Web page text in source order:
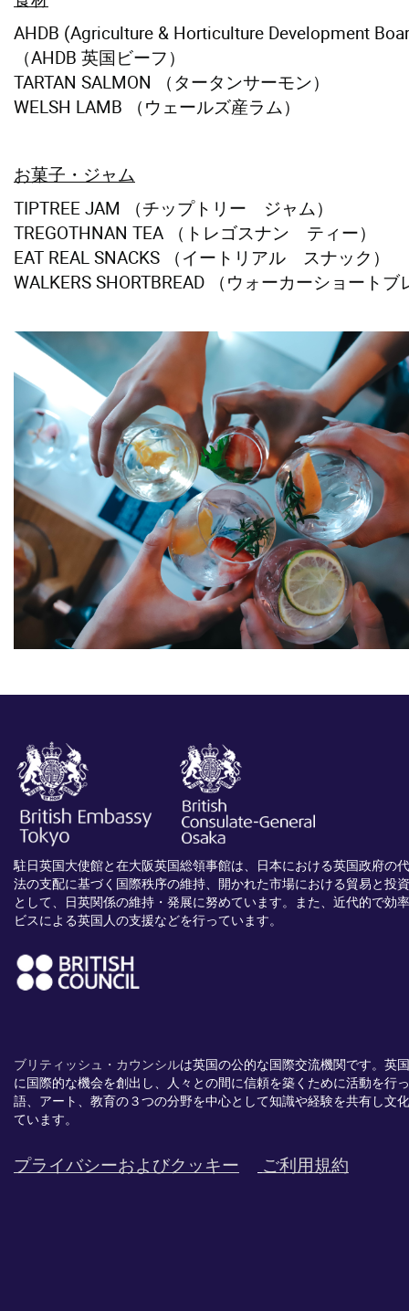
AHDB (Agriculture & Horticulture Development
（AHDB 英国ビーフ）
TARTAN SALMON （タータンサーモン）
WELSH LAMB （ウェールズ産ラム）
お菓子・ジャム
TIPTREE JAM （チップトリー ジャム）
TREGOTHNAN TEA （トレゴスナン ティー）
EAT REAL SNACKS （イートリアル スナック）
WALKERS SHORTBREAD （ウォーカーショートブ
駐日英国大使館と在大阪英国総領事館は、日本における英国政府の
法の支配に基づく国際秩序の維持、開かれた市場における貿易と投
として、日英関係の維持・発展に努めています。また、近代的で効
ビスによる英国人の支援などを行っています。
ブリティッシュ・カウンシルは英国の公的な国際交流機関です。 英
に国際的な機会を創出し、
人々との間に信頼を築くために活動を行
語、 アート、 教育の３つの分野を中心として知識や経験を共有し文
ています。
プライバシーおよびクッキー ご利用規約